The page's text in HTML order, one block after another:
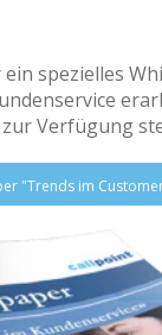
ein spezielles
Verfügung
"Trends im